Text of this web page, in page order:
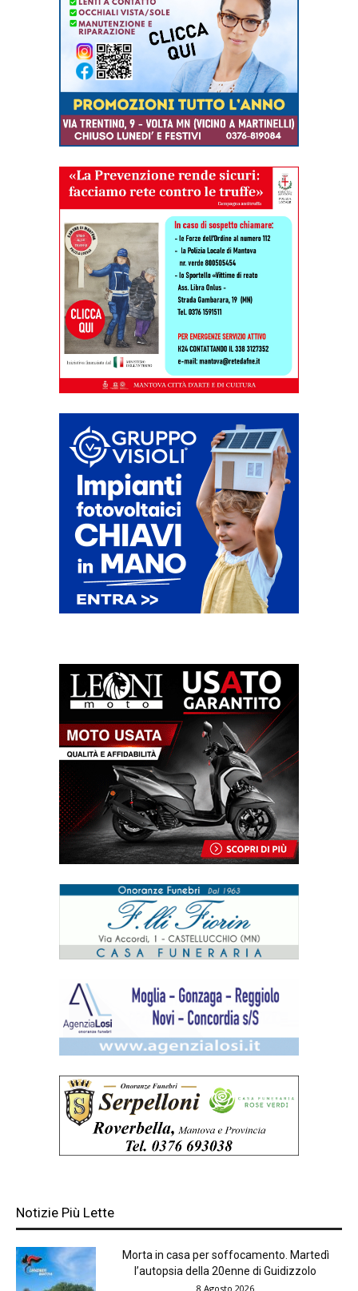
Notizie Più Lette
Morta in casa per soffocamento. Martedì
l’autopsia della 20enne di Guidizzolo
8 Agosto 2026